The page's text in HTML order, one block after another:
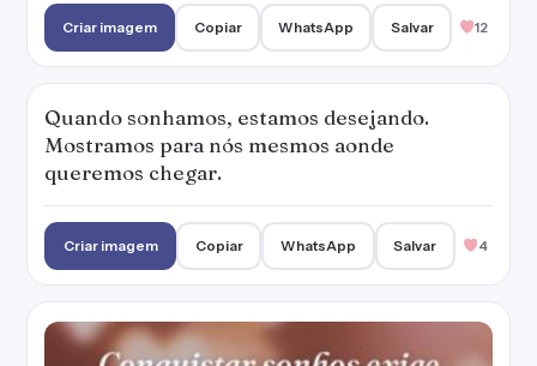
Criar imagem Copiar WhatsApp Salvar 12
Quando sonhamos, estamos desejando.
Mostramos para nós mesmos aonde
queremos chegar.
Criar imagem Copiar WhatsApp Salvar 4